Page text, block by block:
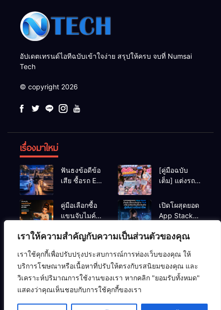
เราให้ความสำคัญกับความเป็นส่วนตัวของคุณ
เราใช้คุกกี้เพื่อปรับปรุงประสบการณ์การท่องเว็บของคุณ ให้
บริการโฆษณาหรือเนื้อหาที่ปรับให้ตรงกับรสนิยมของคุณ และ
วิเคราะห์ปริมาณการใช้งานของเรา หากคลิก "ยอมรับทั้งหมด"
แสดงว่าคุณเห็นชอบกับการใช้คุกกี้ของเรา
อัปเดตเทรนด์ไอทีฉบับเข้าใจง่าย สรุปให้ครบ จบที่ Numsai
Tech
© copyright 2026
เรื่องมาใหม่
ฟันธงข้อดีข้อ
เสีย ซื้อรถ EV
Eco Car ช่วง
เรียนมหา’ลัย
แบบไหนเวิร์
กกว่า?
[คู่มือฉบับ
เต็ม] แต่งรถ
Y2K! งบหลัก
พัน (ไม่เกิน
หมื่น) ให้น่า
รักสุดเหวี่ยง
คู่มือเลือกซื้อ
แขนจับไมค์
ตั้งโต๊ะ ยก
สตรีมมิ่ง/ยูทูบ
เบอร์ ปี 2026
เปิดโผสุดยอด
App Stack
ใหม่สาย Tech
ก่อนเริ่มงาน
จริง
ความปลอดภัยไซเบอร์ คอมพิวเตอร์ ซอฟต์แวร์
ปัญญาประดิษฐ์ (AI) อาร์ดแวร์ เครือข่ายคอมพิวเตอร์
เทคโนโลยี โครงสร้างข้อมูล ไอที